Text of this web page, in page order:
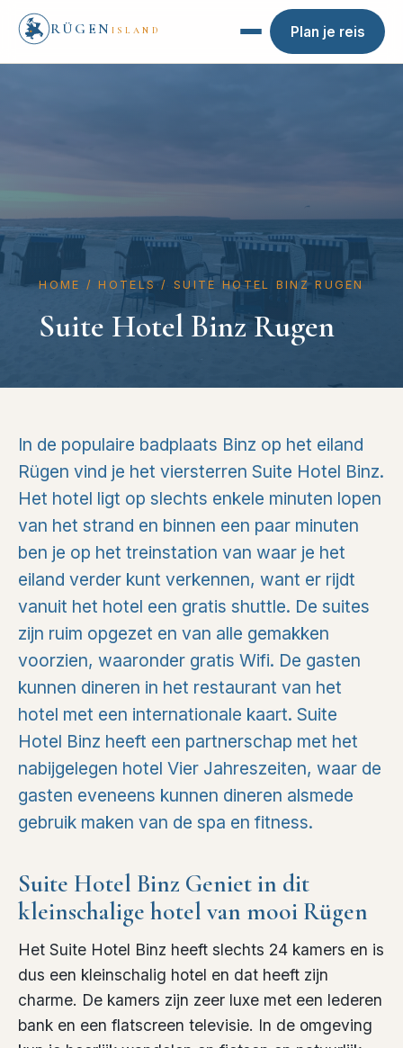
RÜGEN ISLAND Plan je reis
HOME / HOTELS/ SUITE HOTEL BINZ RUGEN
Suite Hotel Binz Rugen
In de populaire badplaats Binz op het eiland
Rügen vind je het viersterren Suite Hotel Binz.
Het hotel ligt op slechts enkele minuten lopen
van het strand en binnen een paar minuten
ben je op het treinstation van waar je het
eiland verder kunt verkennen, want er rijdt
vanuit het hotel een gratis shuttle. De suites
zijn ruim opgezet en van alle gemakken
voorzien, waaronder gratis Wifi. De gasten
kunnen dineren in het restaurant van het
hotel met een internationale kaart. Suite
Hotel Binz heeft een partnerschap met het
nabijgelegen hotel Vier Jahreszeiten, waar de
gasten eveneens kunnen dineren alsmede
gebruik maken van de spa en fitness.
Suite Hotel Binz Geniet in dit
kleinschalige hotel van mooi Rügen
Het Suite Hotel Binz heeft slechts 24 kamers en is
dus een kleinschalig hotel en dat heeft zijn
charme. De kamers zijn zeer luxe met een lederen
bank en een flatscreen televisie. In de omgeving